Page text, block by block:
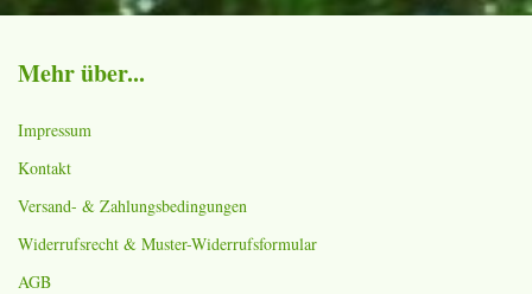
Mehr über...
Impressum
Kontakt
Versand- & Zahlungsbedingungen
Widerrufsrecht & Muster-Widerrufsformular
AGB